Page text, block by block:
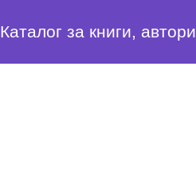
Каталог за книги,